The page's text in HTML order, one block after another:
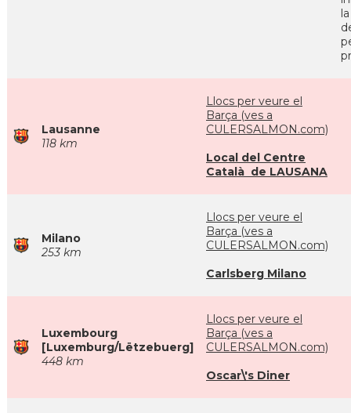
Lausanne
118 km
Llocs per veure el
Barça (ves a
CULERSALMON.com)
Local del Centre
Català de LAUSANA
Milano
253 km
Llocs per veure el
Barça (ves a
CULERSALMON.com)
Carlsberg Milano
Luxembourg
[Luxemburg/Lëtzebuerg]
448 km
Llocs per veure el
Barça (ves a
CULERSALMON.com)
Oscar\'s Diner